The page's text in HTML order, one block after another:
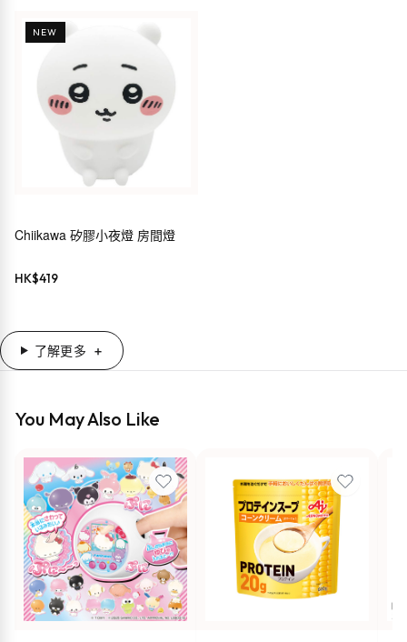
NEW
Chiikawa 矽膠小夜燈 房間燈
HK$419
了解更多
You May Also Like